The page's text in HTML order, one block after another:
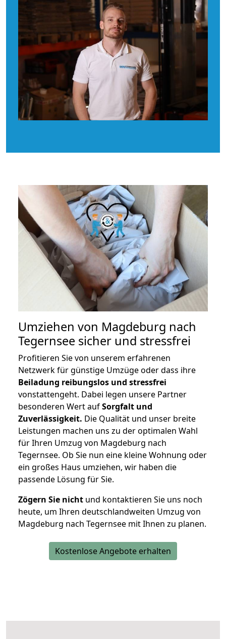
Umziehen von Magdeburg nach
Tegernsee sicher und stressfrei
Profitieren Sie von unserem erfahrenen
Netzwerk für günstige Umzüge oder dass ihre
Beiladung reibungslos und stressfrei
vonstattengeht. Dabei legen unsere Partner
besonderen Wert aufSorgfalt und
Zuverlässigkeit. Die Qualität und unser breite
Leistungen machen uns zu der optimalen Wahl
für Ihren Umzug von Magdeburg nach
Tegernsee. Ob Sie nun eine kleine Wohnung oder
ein großes Haus umziehen, wir haben die
passende Lösung für Sie.
Zögern Sie nicht und kontaktieren Sie uns noch
heute, um Ihren deutschlandweiten Umzug von
Magdeburg nach Tegernsee mit Ihnen zu planen.
Kostenlose Angebote erhalten